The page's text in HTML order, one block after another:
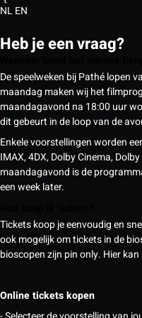
NLEN
Heb je een vraag?
De speelweken bij Pathé lopen
maandag maken wij het
maandagavond na 18:00 uur
dit gebeurt in de loop van de
Enkele voorstellingen worden
IMAX, 4DX, Dolby Cinema,
maandagavond is de
een week later.
Tickets koop je eenvoudig en
ook mogelijk om tickets in de
bioscopen zijn pin only. Hier
Online tickets kopen